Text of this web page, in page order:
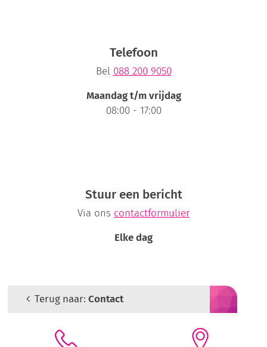
Telefoon
Bel 088 200 9050
Maandag t/m vrijdag
08:00 - 17:00
Stuur een bericht
Via ons contactformulier
Elke dag
Terug naar:Contact